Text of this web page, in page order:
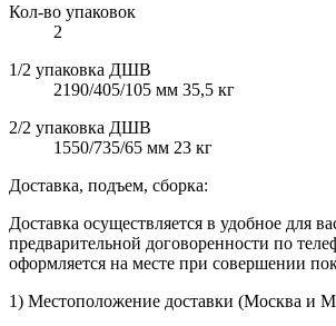
Кол-во упаковок
2
1/2 упаковка ДШВ
2190/405/105 мм 35,5 кг
2/2 упаковка ДШВ
1550/735/65 мм 23 кг
Доставка, подъем, сборка:
Доставка осуществляется в удобное для
предварительной договоренности по
оформляется на месте при совершении
1) Местоположение доставки (Москва и